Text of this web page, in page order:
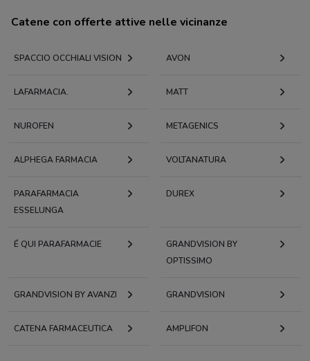
Catene con offerte attive nelle vicinanze
SPACCIO OCCHIALI VISION AVON
LAFARMACIA. MATT
NUROFEN METAGENICS
ALPHEGA FARMACIA VOLTANATURA
PARAFARMACIA
ESSELUNGA
DUREX
É QUI PARAFARMACIE
GRANDVISION BY
OPTISSIMO
GRANDVISION BY AVANZI GRANDVISION
CATENA FARMACEUTICA AMPLIFON